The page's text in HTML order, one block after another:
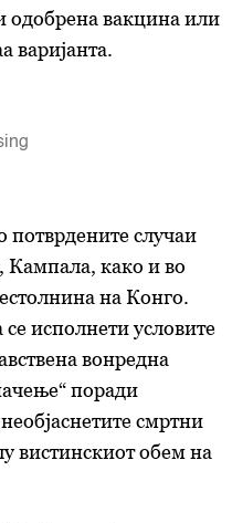
одобрена вакцина или
варијанта.
потврдените случаи
Кампала, како и во
на Конго.
исполнети условите
вонредна
поради
смртни
вистинскиот обем на